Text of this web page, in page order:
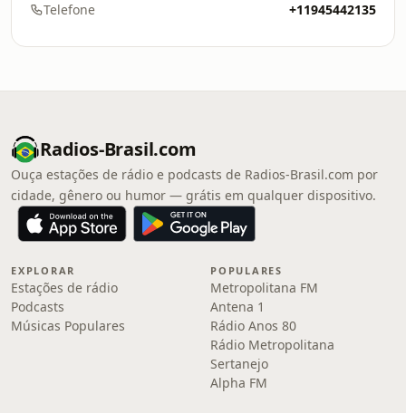
Telefone +11945442135
Radios-Brasil.com
Ouça estações de rádio e podcasts de Radios-Brasil.com por
cidade, gênero ou humor — grátis em qualquer dispositivo.
EXPLORAR
Estações de rádio
Podcasts
Músicas Populares
POPULARES
Metropolitana FM
Antena 1
Rádio Anos 80
Rádio Metropolitana
Sertanejo
Alpha FM